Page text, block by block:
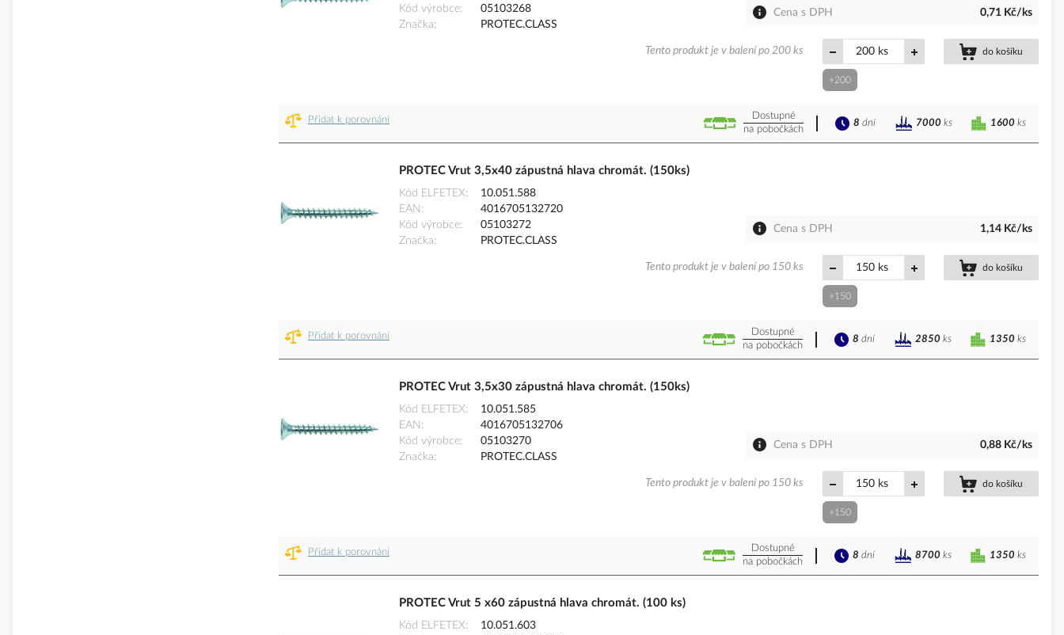
Kód výrobce
05103268
Značka
PROTEC.CLASS
Cena s DPH 0,71 Kč/ks
ks do košíku
+200
Tento produkt je v balení po 200 ks
Přidat k porovnání
Dostupné
na pobočkách
1600 ks
8 dní 7000 ks
PROTEC Vrut 3,5x40 zápustná hlava chromát. (150ks)
Kód ELFETEX
10.051.588
EAN
4016705132720
Kód výrobce
05103272
Značka
PROTEC.CLASS
Cena s DPH 1,14 Kč/ks
ks do košíku
+150
Tento produkt je v balení po 150 ks
Přidat k porovnání
Dostupné
na pobočkách
1350 ks
8 dní 2850 ks
PROTEC Vrut 3,5x30 zápustná hlava chromát. (150ks)
Kód ELFETEX
10.051.585
EAN
4016705132706
Kód výrobce
05103270
Značka
PROTEC.CLASS
Cena s DPH 0,88 Kč/ks
ks do košíku
+150
Tento produkt je v balení po 150 ks
Přidat k porovnání
Dostupné
na pobočkách
1350 ks
8 dní 8700 ks
PROTEC Vrut 5 x60 zápustná hlava chromát. (100 ks)
Kód ELFETEX
10.051.603